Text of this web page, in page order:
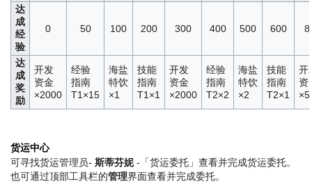
达
成
经
验
0 50 100 200 300 400 500 600
达
成
奖
励
开发
资金
×2000
经验
指南
T1×15
海盐
特饮
×1
技能
指南
T1×1
开发
资金
×2000
经验
指南
T2×2
海盐
特饮
×2
技能
指南
T2×1
开
资
货运中心
可寻找货运管理员- 斯蒂芬妮-「货运委托」查看并完成货运委托。
也可通过顶部工具栏的管理界面查看并完成委托。